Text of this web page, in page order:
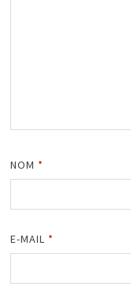
NOM *
E-MAIL *